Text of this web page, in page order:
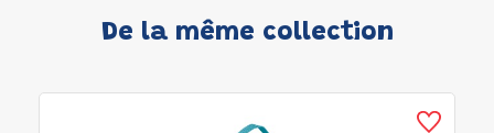
De la même collection